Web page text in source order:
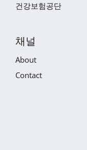
건강보험공단
채널
About
Contact